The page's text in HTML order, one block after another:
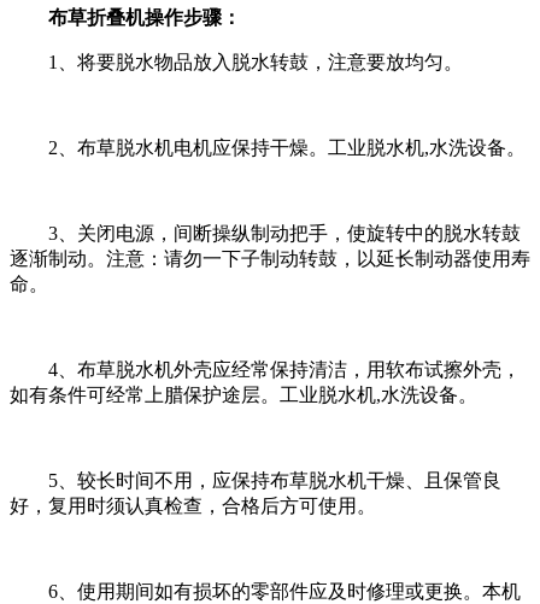
布草折叠机操作步骤：
1、将要脱水物品放入脱水转鼓，注意要放均匀。
2、布草脱水机电机应保持干燥。工业脱水机,水洗设备。
3、关闭电源，间断操纵制动把手，使旋转中的脱水转鼓
逐渐制动。注意：请勿一下子制动转鼓，以延长制动器使用寿
命。
4、布草脱水机外壳应经常保持清洁，用软布试擦外壳，
如有条件可经常上腊保护途层。工业脱水机,水洗设备。
5、较长时间不用，应保持布草脱水机干燥、且保管良
好，复用时须认真检查，合格后方可使用。
6、使用期间如有损坏的零部件应及时修理或更换。本机